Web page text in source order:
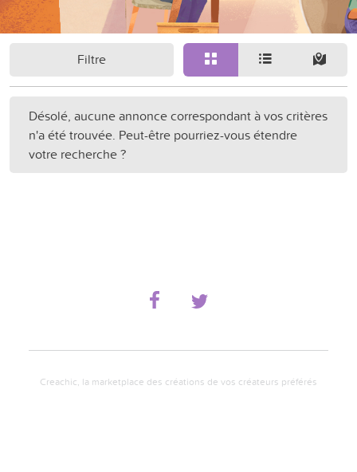
Filtre
Désolé, aucune annonce correspondant à vos critères
n'a été trouvée. Peut-être pourriez-vous étendre
votre recherche ?
Creachic, la marketplace des créations de vos créateurs préférés